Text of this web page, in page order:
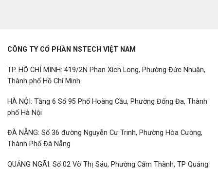
CÔNG TY CỔ PHẦN NSTECH VIỆT NAM
TP. HỒ CHÍ MINH: 419/2N Phan Xích Long, Phường Đức Nhuận,
Thành phố Hồ Chí Minh
HÀ NỘI: Tầng 6 Số 95 Phố Hoàng Cầu, Phường Đống Đa, Thành
phố Hà Nội
ĐÀ NẴNG: Số 36 đường Nguyễn Cư Trinh, Phường Hòa Cường,
Thành Phố Đà Nẵng
QUẢNG NGÃI: Số 02 Võ Thị Sáu, Phường Cẩm Thành, TP Quảng